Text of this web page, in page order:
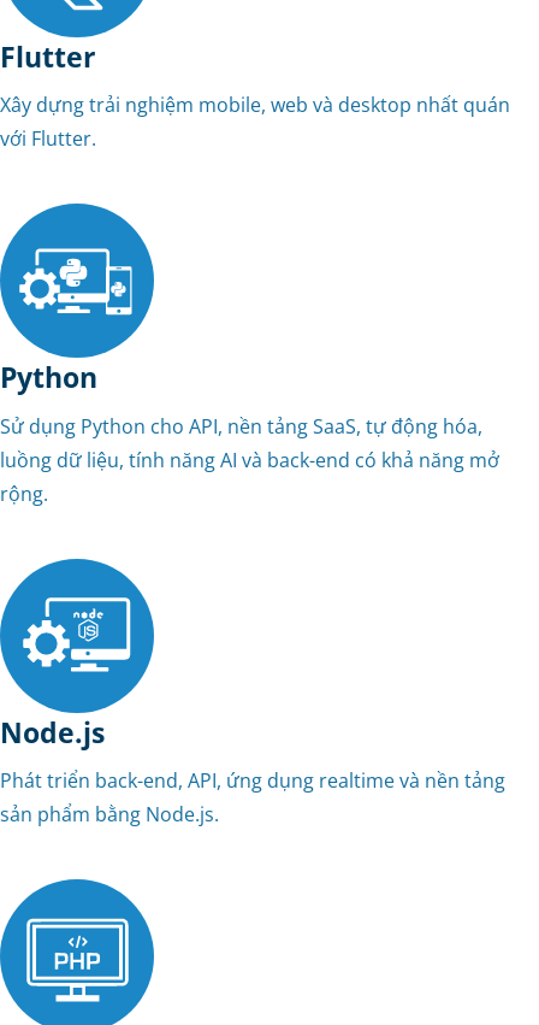
Flutter
Xây dựng trải nghiệm mobile, web và desktop nhất quán
với Flutter.
Python
Sử dụng Python cho API, nền tảng SaaS, tự động hóa,
luồng dữ liệu, tính năng AI và back-end có khả năng mở
rộng.
Node.js
Phát triển back-end, API, ứng dụng realtime và nền tảng
sản phẩm bằng Node.js.